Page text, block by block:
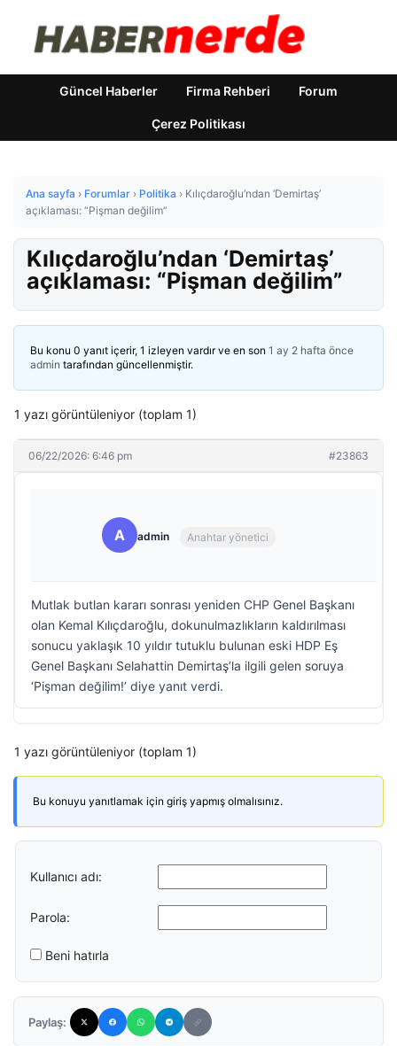
Güncel Haberler Firma Rehberi Forum
Çerez Politikası
Ana sayfa › Forumlar › Politika › Kılıçdaroğlu’ndan ‘Demirtaş’
açıklaması: “Pişman değilim”
Kılıçdaroğlu’ndan ‘Demirtaş’
açıklaması: “Pişman değilim”
Bu konu 0 yanıt içerir, 1 izleyen vardır ve en son 1 ay 2 hafta önce
admin tarafından güncellenmiştir.
1 yazı görüntüleniyor (toplam 1)
06/22/2026: 6:46 pm #23863
A admin Anahtar yönetici
Mutlak butlan kararı sonrası yeniden CHP Genel Başkanı
olan Kemal Kılıçdaroğlu, dokunulmazlıkların kaldırılması
sonucu yaklaşık 10 yıldır tutuklu bulunan eski HDP Eş
Genel Başkanı Selahattin Demirtaş’la ilgili gelen soruya
‘Pişman değilim!’ diye yanıt verdi.
1 yazı görüntüleniyor (toplam 1)
Bu konuyu yanıtlamak için giriş yapmış olmalısınız.
Kullanıcı adı:
Parola:
Beni hatırla
Paylaş: